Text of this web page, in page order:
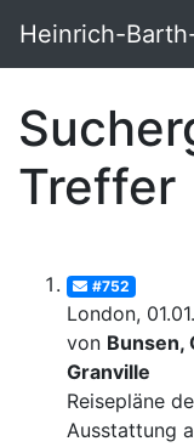
Heinrich-
Treffer
#752
London,
von Bunsen,
Granville
Reisepläne
Ausstattung